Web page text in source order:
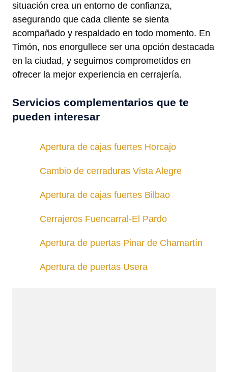
situación crea un entorno de confianza,
asegurando que cada cliente se sienta
acompañado y respaldado en todo momento. En
Timón, nos enorgullece ser una opción destacada
en la ciudad, y seguimos comprometidos en
ofrecer la mejor experiencia en cerrajería.
Servicios complementarios que te
pueden interesar
Apertura de cajas fuertes Horcajo
Cambio de cerraduras Vista Alegre
Apertura de cajas fuertes Bilbao
Cerrajeros Fuencarral-El Pardo
Apertura de puertas Pinar de Chamartín
Apertura de puertas Usera